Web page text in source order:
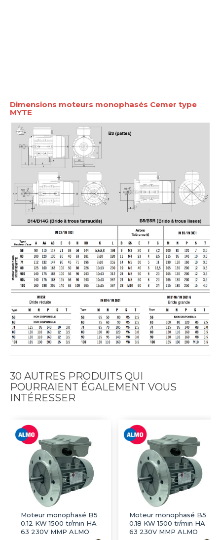
Dimensions moteurs monophasés Cemer type
MYTE
30 AUTRES PRODUITS QUI
POURRAIENT ÉGALEMENT VOUS
INTÉRESSER
Moteur monophasé B5
0.12 KW 1500 tr/min HA
63 230V MMP ALMO
Moteur monophasé B5
0.18 KW 1500 tr/min HA
63 230V MMP ALMO